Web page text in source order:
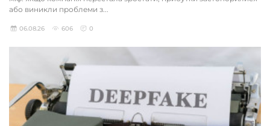
або виникли проблеми з...
06.08.26 606 0